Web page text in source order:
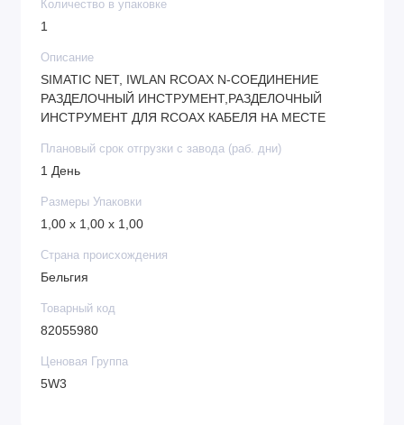
Количество в упаковке
1
Описание
SIMATIC NET, IWLAN RCOAX N-СОЕДИНЕНИЕ
РАЗДЕЛОЧНЫЙ ИНСТРУМЕНТ,РАЗДЕЛОЧНЫЙ
ИНСТРУМЕНТ ДЛЯ RCOAX КАБЕЛЯ НА МЕСТЕ
Плановый срок отгрузки с завода (раб. дни)
1 День
Размеры Упаковки
1,00 x 1,00 x 1,00
Страна происхождения
Бельгия
Товарный код
82055980
Ценовая Группа
5W3